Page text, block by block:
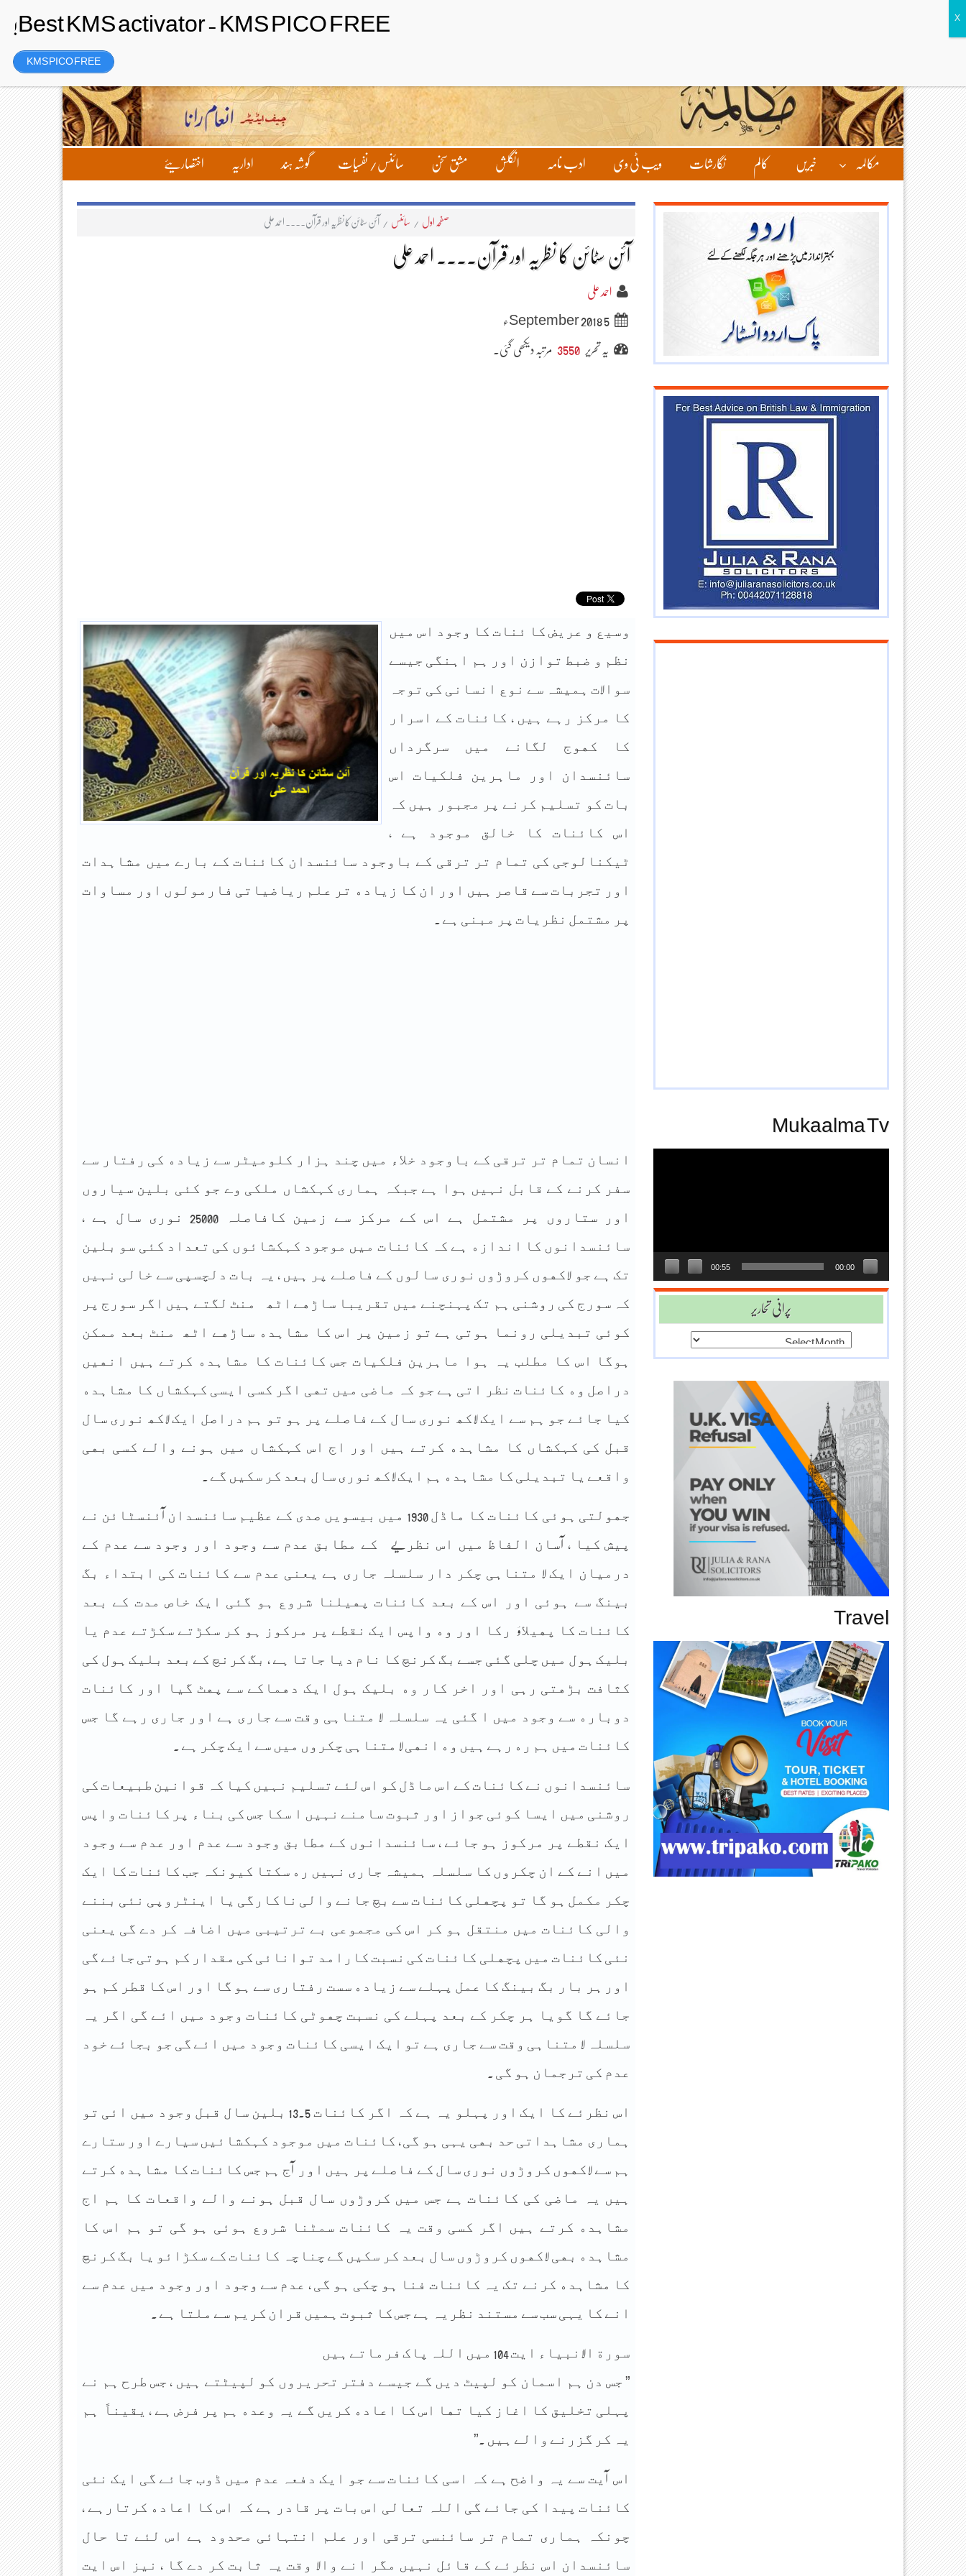
Friday، 7 August 2026ء لاگ ان رجسٹر
مکالمہ خبریں کالم نگارشات ویب ٹی وی ادب نامہ انگلش مشق سخن سائنس/ نفسیات گوشہ ہند اداریہ اختصاریئے
صفحہ اول / سائنس / آئن سٹائن کا نظریہ اور قرآن۔۔۔۔ احمد علی
آئن سٹائن کا نظریہ اور قرآن۔۔۔۔ احمد علی
احمد علی
5 September 2018ء
یہ تحریر 3550 مرتبہ دیکھی گئی۔
ﻭﺳﯿﻊ ﻭ ﻋﺮﯾﺾ ﮐﺎ ﺋﻨﺎﺕ ﮐﺎ ﻭﺟﻮﺩ ﺍﺱ ﻣﯿﮟ
ﻧﻈﻢ ﻭ ﺿﺒﻂ ﺗﻮﺍﺯﻥ ﺍﻭﺭ ﮨﻢ ﺍﮨﻨﮕﯽ ﺟﯿﺴﮯ
ﺳﻮﺍﻻﺕ ﮨﻤﯿﺸﮧ ﺳﮯ ﻧﻮﻉ ﺍﻧﺴﺎﻧﯽ ﮐﯽ ﺗﻮﺟﮧ
ﮐﺎ ﻣﺮﮐﺰ ﺭﮨﮯ ﮨﯿﮟ , ﮐﺎﺋﻨﺎﺕ ﮐﮯ ﺍﺳﺮﺍﺭ
ﮐﺎ ﮐﮭﻮﺝ ﻟﮕﺎﻧﮯ ﻣﯿﮟ ﺳﺮﮔﺮﺩﺍﮞ
ﺳﺎﺋﻨﺴﺪﺍﻥ ﺍﻭﺭ ﻣﺎﮨﺮﯾﻦ ﻓﻠﮑﯿﺎﺕ ﺍﺱ
ﺑﺎﺕ ﮐﻮ ﺗﺴﻠﯿﻢ ﮐﺮﻧﮯ ﭘﺮ ﻣﺠﺒﻮﺭ ﮨﯿﮟ ﮐﮧ
ﺍﺱ ﮐﺎﺋﻨﺎﺕ ﮐﺎ ﺧﺎﻟﻖ ﻣﻮﺟﻮﺩ ﮨﮯ ,
ﭨﯿﮑﻨﺎﻟﻮﺟﯽ ﮐﯽ ﺗﻤﺎﻡ ﺗﺮ ﺗﺮﻗﯽ ﮐﮯ ﺑﺎﻭﺟﻮﺩ ﺳﺎﺋﻨﺴﺪﺍﻥ ﮐﺎﺋﻨﺎﺕ ﮐﮯ ﺑﺎﺭﮮ ﻣﯿﮟ ﻣﺸﺎﮨﺪﺍﺕ
ﺍﻭﺭ ﺗﺠﺮﺑﺎﺕ ﺳﮯ ﻗﺎﺻﺮ ﮨﯿﮟ ﺍﻭﺭ ﺍﻥ ﮐﺎ ﺯﯾﺎﺩﮦ ﺗﺮ ﻋﻠﻢ ﺭﯾﺎﺿﯿﺎﺗﯽ ﻓﺎﺭﻣﻮﻟﻮﮞ ﺍﻭﺭ ﻣﺴﺎﻭﺍﺕ
ﭘﺮ ﻣﺸﺘﻤﻞ ﻧﻈﺮﯾﺎﺕ ﭘﺮ ﻣﺒﻨﯽ ﮨﮯ .
ﺍﻧﺴﺎﻥ ﺗﻤﺎﻡ ﺗﺮ ﺗﺮﻗﯽ ﮐﮯ ﺑﺎﻭﺟﻮﺩ ﺧﻼﺀ ﻣﯿﮟ ﭼﻨﺪ ﮨﺰﺍﺭ ﮐﻠﻮﻣﯿﭩﺮ ﺳﮯ ﺯﯾﺎﺩﮦ ﮐﯽ ﺭﻓﺘﺎﺭ ﺳﮯ
ﺳﻔﺮ ﮐﺮﻧﮯ ﮐﮯ ﻗﺎﺑﻞ ﻧﮩﯿﮟ ﮨﻮﺍ ﮨﮯ ﺟﺒﮑﮧ ﮨﻤﺎﺭﯼ ﮐﮩﮑﺸﺎﮞ ﻣﻠﮑﯽ ﻭﮮ ﺟﻮ ﮐﺌﯽ ﺑﻠﯿﻦ ﺳﯿﺎﺭﻭﮞ
ﺍﻭﺭ ﺳﺘﺎﺭﻭﮞ ﭘﺮ ﻣﺸﺘﻤﻞ ﮨﮯ ﺍﺱ ﮐﮯ ﻣﺮﮐﺰ ﺳﮯ ﺯﻣﯿﻦ ﮐﺎﻓﺎﺻﻠﮧ 25000 ﻧﻮﺭﯼ ﺳﺎﻝ ﮨﮯ ,
ﺳﺎﺋﻨﺴﺪﺍﻧﻮﮞ ﮐﺎ ﺍﻧﺪﺍﺯﮦ ﮨﮯ ﮐﮧ ﮐﺎﺋﻨﺎﺕ ﻣﯿﮟ ﻣﻮﺟﻮﺩ ﮐﮩﮑﺸﺎﺋﻮﮞ ﮐﯽ ﺗﻌﺪﺍﺩ ﮐﺌﯽ ﺳﻮ ﺑﻠﯿﻦ
ﺗﮏ ﮨﮯ ﺟﻮ ﻻﮐﮭﻮﮞ ﮐﺮﻭﮌﻭﮞ ﻧﻮﺭﯼ ﺳﺎﻟﻮﮞ ﮐﮯ ﻓﺎﺻﻠﮯ ﭘﺮ ﮨﯿﮟ , ﯾﮧ ﺑﺎﺕ ﺩﻟﭽﺴﭙﯽ ﺳﮯ ﺧﺎﻟﯽ ﻧﮩﯿﮟ
ﮐﮧ ﺳﻮﺭﺝ ﮐﯽ ﺭﻭﺷﻨﯽ ﮨﻢ ﺗﮏ ﭘﮩﻨﭽﻨﮯ ﻣﯿﮟ ﺗﻘﺮﯾﺒﺎ ﺳﺎﮌﮬﮯ ﺍﭨﮫ ﻣﻨﭧ ﻟﮕﺘﮯ ﮨﯿﮟ ﺍﮔﺮ ﺳﻮﺭﺝ ﭘﺮ
ﮐﻮﺋﯽ ﺗﺒﺪﯾﻠﯽ ﺭﻭﻧﻤﺎ ﮨﻮﺗﯽ ﮨﮯ ﺗﻮ ﺯﻣﯿﻦ ﭘﺮ ﺍﺱ ﮐﺎ ﻣﺸﺎﮨﺪﮦ ﺳﺎﮌﮬﮯ ﺍﭨﮫ ﻣﻨﭧ ﺑﻌﺪ ﻣﻤﮑﻦ
ﮨﻮﮔﺎ ﺍﺱ ﮐﺎ ﻣﻄﻠﺐ ﯾﮧ ﮨﻮﺍ ﻣﺎﮨﺮﯾﻦ ﻓﻠﮑﯿﺎﺕ ﺟﺲ ﮐﺎﺋﻨﺎﺕ ﮐﺎ ﻣﺸﺎﮨﺪﮦ ﮐﺮﺗﮯ ﮨﯿﮟ ﺍﻧﮭﯿﮟ
ﺩﺭﺍﺻﻞ ﻭﮦ ﮐﺎﺋﻨﺎﺕ ﻧﻈﺮ ﺍﺗﯽ ﮨﮯ ﺟﻮ ﮐﮧ ﻣﺎﺿﯽ ﻣﯿﮟ ﺗﮭﯽ ﺍﮔﺮ ﮐﺴﯽ ﺍﯾﺴﯽ ﮐﮩﮑﺸﺎﮞ ﮐﺎ ﻣﺸﺎﮨﺪﮦ
ﮐﯿﺎ ﺟﺎﺋﮯ ﺟﻮ ﮨﻢ ﺳﮯ ﺍﯾﮏ ﻻﮐﮫ ﻧﻮﺭﯼ ﺳﺎﻝ ﮐﮯ ﻓﺎﺻﻠﮯ ﭘﺮ ﮨﻮ ﺗﻮ ﮨﻢ ﺩﺭﺍﺻﻞ ﺍﯾﮏ ﻻﮐﮫ ﻧﻮﺭﯼ ﺳﺎﻝ
ﻗﺒﻞ ﮐﯽ ﮐﮩﮑﺸﺎﮞ ﮐﺎ ﻣﺸﺎﮨﺪﮦ ﮐﺮﺗﮯ ﮨﯿﮟ ﺍﻭﺭ ﺍﺝ ﺍﺱ ﮐﮩﮑﺸﺎﮞ ﻣﯿﮟ ﮨﻮﻧﮯ ﻭﺍﻟﮯ ﮐﺴﯽ ﺑﮭﯽ
ﻭﺍﻗﻌﮯ ﯾﺎ ﺗﺒﺪﯾﻠﯽ ﮐﺎ ﻣﺸﺎﮨﺪﮦ ﮨﻢ ﺍﯾﮏ ﻻﮐﮫ ﻧﻮﺭﯼ ﺳﺎﻝ ﺑﻌﺪ ﮐﺮ ﺳﮑﯿﮟ ﮔﮯ .
ﺟﮭﻮﻟﺘﯽ ﮨﻮﺋﯽ ﮐﺎﺋﻨﺎﺕ ﮐﺎ ﻣﺎﮈﻝ 1930 ﻣﯿﮟ ﺑﯿﺴﻮﯾﮟ ﺻﺪﯼ ﮐﮯ ﻋﻈﯿﻢ ﺳﺎﺋﻨﺴﺪﺍﻥ آﺋﻨﺴﭩﺎﺋﻦ ﻧﮯ
ﭘﯿﺶ ﮐﯿﺎ , آﺳﺎﻥ ﺍﻟﻔﺎﻅ ﻣﯿﮟ ﺍﺱ ﻧﻈﺮیے ﮐﮯ ﻣﻄﺎﺑﻖ ﻋﺪﻡ ﺳﮯ ﻭﺟﻮﺩ ﺍﻭﺭ ﻭﺟﻮﺩ ﺳﮯ ﻋﺪﻡ ﮐﮯ
ﺩﺭﻣﯿﺎﻥ ﺍﯾﮏ ﻻ ﻣﺘﻨﺎﮨﯽ ﭼﮑﺮ ﺩﺍﺭ ﺳﻠﺴﻠﮧ ﺟﺎﺭﯼ ﮨﮯ ﯾﻌﻨﯽ ﻋﺪﻡ ﺳﮯ ﮐﺎﺋﻨﺎﺕ ﮐﯽ ﺍﺑﺘﺪﺍﺀ ﺑﮓ
ﺑﯿﻨﮓ ﺳﮯ ﮨﻮﺋﯽ ﺍﻭﺭ ﺍﺱ ﮐﮯ ﺑﻌﺪ ﮐﺎﺋﻨﺎﺕ ﭘﮭﯿﻠﻨﺎ ﺷﺮﻭﻉ ﮨﻮ ﮔﺌﯽ ﺍﯾﮏ ﺧﺎﺹ ﻣﺪﺕ ﮐﮯ ﺑﻌﺪ
ﮐﺎﺋﻨﺎﺕ ﮐﺎ ﭘﮭﯿﻼؤ ﺭﮐﺎ ﺍﻭﺭ ﻭﮦ ﻭﺍﭘﺲ ﺍﯾﮏ ﻧﻘﻄﮯ ﭘﺮ ﻣﺮﮐﻮﺯ ﮨﻮ ﮐﺮ ﺳﮑﮍﺗﮯ ﺳﮑﮍﺗﮯ ﻋﺪﻡ ﯾﺎ
ﺑﻠﯿﮏ ﮨﻮﻝ ﻣﯿﮟ ﭼﻠﯽ ﮔﺌﯽ ﺟﺴﮯ ﺑﮓ ﮐﺮﻧﭻ ﮐﺎ ﻧﺎﻡ ﺩﯾﺎ ﺟﺎﺗﺎ ﮨﮯ , ﺑﮓ ﮐﺮﻧﭻ ﮐﮯ ﺑﻌﺪ ﺑﻠﯿﮏ ﮨﻮﻝ ﮐﯽ
ﮐﺜﺎﻓﺖ ﺑﮍﮬﺘﯽ ﺭﮨﯽ ﺍﻭﺭ ﺍﺧﺮ ﮐﺎﺭ ﻭﮦ ﺑﻠﯿﮏ ﮨﻮﻝ ﺍﯾﮏ ﺩﮬﻤﺎﮐﮯ ﺳﮯ ﭘﮭﭧ ﮔﯿﺎ ﺍﻭﺭ ﮐﺎﺋﻨﺎﺕ
ﺩﻭﺑﺎﺭﮦ ﺳﮯ ﻭﺟﻮﺩ ﻣﯿﮟ ﺍ ﮔﺌﯽ ﯾﮧ ﺳﻠﺴﻠﮧ ﻻ ﻣﺘﻨﺎﮨﯽ ﻭﻗﺖ ﺳﮯ ﺟﺎﺭﯼ ﮨﮯ ﺍﻭﺭ ﺟﺎﺭﯼ ﺭﮨﮯ ﮔﺎ ﺟﺲ
ﮐﺎﺋﻨﺎﺕ ﻣﯿﮟ ﮨﻢ ﺭﮦ ﺭﮨﮯ ﮨﯿﮟ ﻭﮦ ﺍﻧﮭﯽ ﻻ ﻣﺘﻨﺎﮨﯽ ﭼﮑﺮﻭﮞ ﻣﯿﮟ ﺳﮯ ﺍﯾﮏ ﭼﮑﺮ ﮨﮯ .
ﺳﺎﺋﻨﺴﺪﺍﻧﻮﮞ ﻧﮯ ﮐﺎﺋﻨﺎﺕ ﮐﮯ ﺍﺱ ﻣﺎﮈﻝ ﮐﻮ ﺍﺱ ﻟﺌﮯ ﺗﺴﻠﯿﻢ ﻧﮩﯿﮟ ﮐﯿﺎ ﮐﮧ ﻗﻮﺍﻧﯿﻦ ﻃﺒﯿﻌﺎﺕ ﮐﯽ
ﺭﻭﺷﻨﯽ ﻣﯿﮟ ﺍﯾﺴﺎ ﮐﻮﺋﯽ ﺟﻮﺍﺯ ﺍﻭﺭ ﺛﺒﻮﺕ ﺳﺎﻣﻨﮯ ﻧﮩﯿﮟ ﺍ ﺳﮑﺎ ﺟﺲ ﮐﯽ ﺑﻨﺎﺀ ﭘﺮ ﮐﺎﺋﻨﺎﺕ ﻭﺍﭘﺲ
ﺍﯾﮏ ﻧﻘﻄﮯ ﭘﺮ ﻣﺮﮐﻮﺯ ﮨﻮ ﺟﺎﺋﮯ , ﺳﺎﺋﻨﺴﺪﺍﻧﻮﮞ ﮐﮯ ﻣﻄﺎﺑﻖ ﻭﺟﻮﺩ ﺳﮯ ﻋﺪﻡ ﺍﻭﺭ ﻋﺪﻡ ﺳﮯ ﻭﺟﻮﺩ
ﻣﯿﮟ ﺍﻧﮯ ﮐﮯ ﺍﻥ ﭼﮑﺮﻭﮞ ﮐﺎ ﺳﻠﺴﻠﮧ ﮨﻤﯿﺸﮧ ﺟﺎﺭﯼ ﻧﮩﯿﮟ ﺭﮦ ﺳﮑﺘﺎ ﮐﯿﻮﻧﮑﮧ ﺟﺐ ﮐﺎﺋﻨﺎﺕ ﮐﺎ ﺍﯾﮏ
ﭼﮑﺮ ﻣﮑﻤﻞ ﮨﻮ ﮔﺎ ﺗﻮ ﭘﭽﮭﻠﯽ ﮐﺎﺋﻨﺎﺕ ﺳﮯ ﺑﭻ ﺟﺎﻧﮯ ﻭﺍﻟﯽ ﻧﺎﮐﺎﺭﮔﯽ ﯾﺎ ﺍﯾﻨﭩﺮﻭﭘﯽ ﻧﺌﯽ ﺑﻨﻨﮯ
ﻭﺍﻟﯽ ﮐﺎﺋﻨﺎﺕ ﻣﯿﮟ ﻣﻨﺘﻘﻞ ﮨﻮ ﮐﺮ ﺍﺱ ﮐﯽ ﻣﺠﻤﻮﻋﯽ ﺑﮯ ﺗﺮﺗﯿﺒﯽ ﻣﯿﮟ ﺍﺿﺎﻓﮧ ﮐﺮ ﺩﮮ ﮔﯽ ﯾﻌﻨﯽ
ﻧﺌﯽ ﮐﺎﺋﻨﺎﺕ ﻣﯿﮟ ﭘﭽﮭﻠﯽ ﮐﺎﺋﻨﺎﺕ ﮐﯽ ﻧﺴﺒﺖ ﮐﺎﺭﺍﻣﺪ ﺗﻮﺍﻧﺎﺋﯽ ﮐﯽ ﻣﻘﺪﺍﺭ ﮐﻢ ﮨﻮﺗﯽ ﺟﺎﺋﮯ ﮔﯽ
ﺍﻭﺭ ﮨﺮ ﺑﺎﺭ ﺑﮓ ﺑﯿﻨﮓ ﮐﺎ ﻋﻤﻞ ﭘﮩﻠﮯ ﺳﮯ ﺯﯾﺎﺩﮦ ﺳﺴﺖ ﺭﻓﺘﺎﺭﯼ ﺳﮯ ﮨﻮ ﮔﺎ ﺍﻭﺭ ﺍﺱ ﮐﺎ ﻗﻄﺮ ﮐﻢ ﮨﻮ
ﺟﺎﺋﮯ ﮔﺎ ﮔﻮﯾﺎ ﮨﺮ ﭼﮑﺮ ﮐﮯ ﺑﻌﺪ ﭘﮩﻠﮯ ﮐﯽ ﻧﺴﺒﺖ ﭼﮭﻮﭨﯽ ﮐﺎﺋﻨﺎﺕ ﻭﺟﻮﺩ ﻣﯿﮟ ﺍﺋﮯ ﮔﯽ ﺍﮔﺮ ﯾﮧ
ﺳﻠﺴﻠﮧ ﻻ ﻣﺘﻨﺎﮨﯽ ﻭﻗﺖ ﺳﮯ ﺟﺎﺭﯼ ﮨﮯ ﺗﻮ ﺍﯾﮏ ﺍﯾﺴﯽ ﮐﺎﺋﻨﺎﺕ ﻭﺟﻮﺩ ﻣﯿﮟ ﺍﺋﮯ ﮔﯽ ﺟﻮ ﺑﺠﺎﺋﮯ ﺧﻮﺩ
ﻋﺪﻡ ﮐﯽ ﺗﺮﺟﻤﺎﻥ ﮨﻮ ﮔﯽ .
ﺍﺱ ﻧﻈﺮﺋﮯ ﮐﺎ ﺍﯾﮏ ﺍﻭﺭ ﭘﮩﻠﻮ ﯾﮧ ﮨﮯ ﮐﮧ ﺍﮔﺮ ﮐﺎﺋﻨﺎﺕ 13.5 ﺑﻠﯿﻦ ﺳﺎﻝ ﻗﺒﻞ ﻭﺟﻮﺩ ﻣﯿﮟ ﺍﺋﯽ ﺗﻮ
ﮨﻤﺎﺭﯼ ﻣﺸﺎﮨﺪﺍﺗﯽ ﺣﺪ ﺑﮭﯽ ﯾﮩﯽ ﮨﻮ ﮔﯽ , ﮐﺎﺋﻨﺎﺕ ﻣﯿﮟ ﻣﻮﺟﻮﺩ ﮐﮩﮑﺸﺎﺋﯿﮟ ﺳﯿﺎﺭﮮ ﺍﻭﺭ ﺳﺘﺎﺭﮮ
ﮨﻢ ﺳﮯ ﻻﮐﮭﻮﮞ ﮐﺮﻭﮌﻭﮞ ﻧﻮﺭﯼ ﺳﺎﻝ ﮐﮯ ﻓﺎﺻﻠﮯ ﭘﺮ ﮨﯿﮟ ﺍﻭﺭ آﺝ ﮨﻢ ﺟﺲ ﮐﺎﺋﻨﺎﺕ ﮐﺎ ﻣﺸﺎﮨﺪﮦ ﮐﺮﺗﮯ
ﮨﯿﮟ ﯾﮧ ﻣﺎﺿﯽ ﮐﯽ ﮐﺎﺋﻨﺎﺕ ﮨﮯ ﺟﺲ ﻣﯿﮟ ﮐﺮﻭﮌﻭﮞ ﺳﺎﻝ ﻗﺒﻞ ﮨﻮﻧﮯ ﻭﺍﻟﮯ ﻭﺍﻗﻌﺎﺕ ﮐﺎ ﮨﻢ ﺍﺝ
ﻣﺸﺎﮨﺪﮦ ﮐﺮﺗﮯ ﮨﯿﮟ ﺍﮔﺮ ﮐﺴﯽ ﻭﻗﺖ ﯾﮧ ﮐﺎﺋﻨﺎﺕ ﺳﻤﭩﻨﺎ ﺷﺮﻭﻉ ﮨﻮﺋﯽ ﮨﻮ ﮔﯽ ﺗﻮ ﮨﻢ ﺍﺱ ﮐﺎ
ﻣﺸﺎﮨﺪﮦ ﺑﮭﯽ ﻻﮐﮭﻮﮞ ﮐﺮﻭﮌﻭﮞ ﺳﺎﻝ ﺑﻌﺪ ﮐﺮ ﺳﮑﯿﮟ ﮔﮯ ﭼﻨﺎﭼﮧ ﮐﺎﺋﻨﺎﺕ ﮐﮯ ﺳﮑﮍﺍﺋﻮ ﯾﺎ ﺑﮓ ﮐﺮﻧﭻ
ﮐﺎ ﻣﺸﺎﮨﺪﮦ ﮐﺮﻧﮯ ﺗﮏ ﯾﮧ ﮐﺎﺋﻨﺎﺕ ﻓﻨﺎ ﮨﻮ ﭼﮑﯽ ﮨﻮ ﮔﯽ , ﻋﺪﻡ ﺳﮯ ﻭﺟﻮﺩ ﺍﻭﺭ ﻭﺟﻮﺩ ﻣﯿﮟ ﻋﺪﻡ ﺳﮯ
ﺍﻧﮯ ﮐﺎ ﯾﮩﯽ ﺳﺐ ﺳﮯ ﻣﺴﺘﻨﺪ ﻧﻈﺮﯾﮧ ﮨﮯ ﺟﺲ ﮐﺎ ﺛﺒﻮﺕ ﮨﻤﯿﮟ ﻗﺮﺍﻥ ﮐﺮﯾﻢ ﺳﮯ ﻣﻠﺘﺎ ﮨﮯ .
ﺳﻮﺭﺓ ﺍﻻﻧﺒﯿﺎﺀ ﺍﯾﺖ 104 ﻣﯿﮟ ﺍﻟﻠﮧ ﭘﺎﮎ ﻓﺮﻣﺎﺗﮯ ﮨﯿﮟ
” ﺟﺲ ﺩﻥ ﮨﻢ ﺍﺳﻤﺎﻥ ﮐﻮ ﻟﭙﯿﭧ ﺩﯾﮟ ﮔﮯ ﺟﯿﺴﮯ ﺩﻓﺘﺮ ﺗﺤﺮﯾﺮﻭﮞ ﮐﻮ ﻟﭙﯿﭩﺘﮯ ﮨﯿﮟ , ﺟﺲ ﻃﺮﺡ ﮨﻢ ﻧﮯ
ﭘﮩﻠﯽ ﺗﺨﻠﯿﻖ ﮐﺎ ﺍﻏﺎﺯ ﮐﯿﺎ ﺗﮭﺎ ﺍﺱ ﮐﺎ ﺍﻋﺎﺩﮦ ﮐﺮﯾﮟ ﮔﮯ ﯾﮧ ﻭﻋﺪﮦ ﮨﻢ ﭘﺮ ﻓﺮﺽ ﮨﮯ , ﯾﻘﯿﻨﺎً ﮨﻢ
ﯾﮧ ﮐﺮ ﮔﺰﺭﻧﮯ ﻭﺍﻟﮯ ﮨﯿﮟ .”
ﺍﺱ آﯾﺖ ﺳﮯ ﯾﮧ ﻭﺍﺿﺢ ﮨﮯ ﮐﮧ ﺍﺳﯽ ﮐﺎﺋﻨﺎﺕ ﺳﮯ ﺟﻮ ﺍﯾﮏ ﺩﻓﻌﮧ ﻋﺪﻡ ﻣﯿﮟ ﮈﻭﺏ ﺟﺎﺋﮯ ﮔﯽ ﺍﯾﮏ ﻧﺌﯽ
ﮐﺎﺋﻨﺎﺕ ﭘﯿﺪﺍ ﮐﯽ ﺟﺎﺋﮯ ﮔﯽ ﺍﻟﻠﮧ ﺗﻌﺎﻟﯽ ﺍﺱ ﺑﺎﺕ ﭘﺮ ﻗﺎﺩﺭ ﮨﮯ ﮐﮧ ﺍﺱ ﮐﺎ ﺍﻋﺎﺩﮦ ﮐﺮﺗﺎﺭﮨﮯ ,
ﭼﻮﻧﮑﮧ ﮨﻤﺎﺭﯼ ﺗﻤﺎﻡ ﺗﺮ ﺳﺎﺋﻨﺴﯽ ﺗﺮﻗﯽ ﺍﻭﺭ ﻋﻠﻢ ﺍﻧﺘﮩﺎﺋﯽ ﻣﺤﺪﻭﺩ ﮨﮯ ﺍﺱ ﻟﺌﮯ ﺗﺎ ﺣﺎﻝ
ﺳﺎﺋﻨﺴﺪﺍﻥ ﺍﺱ ﻧﻈﺮﺋﮯ ﮐﮯ ﻗﺎﺋﻞ ﻧﮩﯿﮟ ﻣﮕﺮ ﺍﻧﮯ ﻭﺍﻻ ﻭﻗﺖ ﯾﮧ ﺛﺎﺑﺖ ﮐﺮ ﺩﮮ ﮔﺎ , ﻧﯿﺰ ﺍﺱ ﺍﯾﺖ
Mukaalma Tv
00:00
00:55
پرانی تحاریر
Travel
KMS PICO FREE